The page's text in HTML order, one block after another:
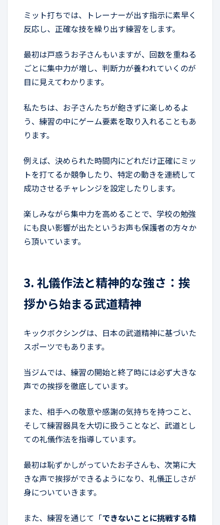
ミット打ちでは、トレーナーが出す指示に素早く
反応し、正確な技を繰り出す練習をします。
最初は戸惑うお子さんもいますが、回数を重ねる
ごとに集中力が増し、判断力が養われていくのが
目に見えてわかります。
私たちは、お子さんたちが飽きずに楽しめるよ
う、練習の中にゲーム要素を取り入れることもあ
ります。
例えば、決められた時間内にどれだけ正確にミッ
トを打てるか競争したり、特定の動きを連続して
成功させるチャレンジを設定したりします。
楽しみながら集中力を高めることで、学校の勉強
にも良い影響が出たというお声も保護者の方々か
ら頂いています。
3. 礼儀作法と精神的な強さ：挨
拶から始まる武道精神
キックボクシングは、日本の武道精神に基づいた
スポーツでもあります。
当ジムでは、練習の開始と終了時には必ず大きな
声での挨拶を徹底しています。
また、相手への敬意や感謝の気持ちを持つこと、
そして練習器具を大切に扱うことなど、武道とし
ての礼儀作法を指導しています。
最初は恥ずかしがっていたお子さんも、次第に大
きな声で挨拶ができるようになり、礼儀正しさが
身についていきます。
また、練習を通じて「できないことに挑戦する精